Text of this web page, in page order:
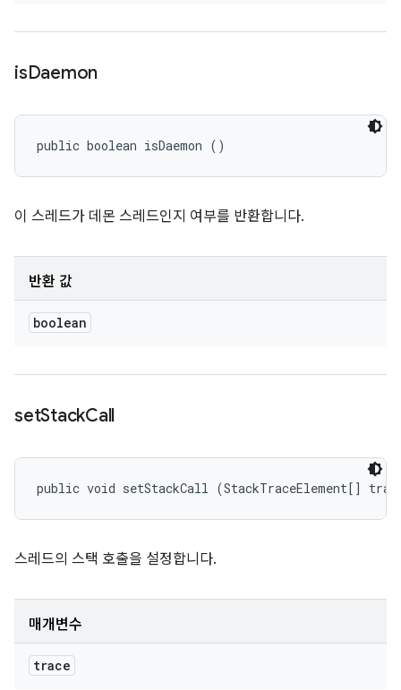
isDaemon
public boolean isDaemon ()
이 스레드가 데몬 스레드인지 여부를 반환합니다.
반환 값
boolean
setStackCall
public void setStackCall (StackTraceElement[]
스레드의 스택 호출을 설정합니다.
매개변수
trace